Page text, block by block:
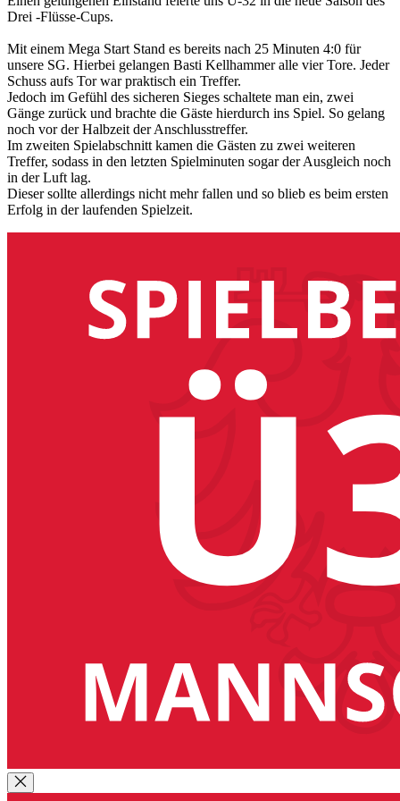
Drei -Flüsse-Cups.
Mit einem Mega Start Stand es bereits nach 25 Minuten 4:0 für
unsere SG. Hierbei gelangen Basti Kellhammer alle vier Tore. Jeder
Schuss aufs Tor war praktisch ein Treffer.
Jedoch im Gefühl des sicheren Sieges schaltete man ein, zwei
Gänge zurück und brachte die Gäste hierdurch ins Spiel. So gelang
noch vor der Halbzeit der Anschlusstreffer.
Im zweiten Spielabschnitt kamen die Gästen zu zwei weiteren
Treffer, sodass in den letzten Spielminuten sogar der Ausgleich noch
in der Luft lag.
Dieser sollte allerdings nicht mehr fallen und so blieb es beim ersten
Erfolg in der laufenden Spielzeit.